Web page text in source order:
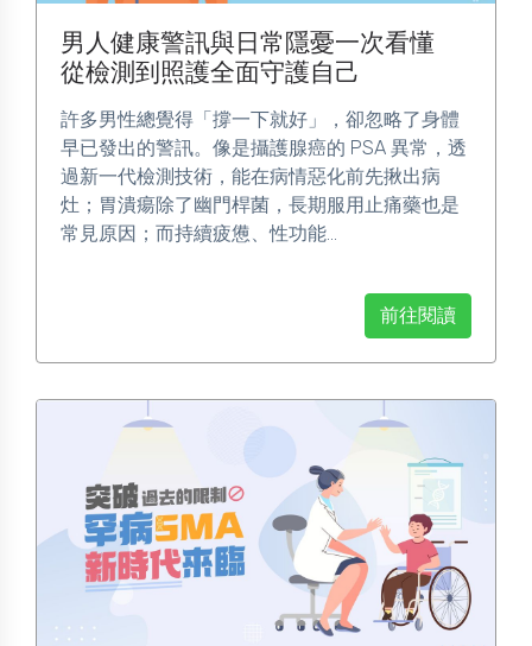
男人健康警訊與日常隱憂一次看懂
從檢測到照護全面守護自己
許多男性總覺得「撐一下就好」，卻忽略了身體
早已發出的警訊。像是攝護腺癌的 PSA 異常，透
過新一代檢測技術，能在病情惡化前先揪出病
灶；胃潰瘍除了幽門桿菌，長期服用止痛藥也是
常見原因；而持續疲憊、性功能...
前往閱讀